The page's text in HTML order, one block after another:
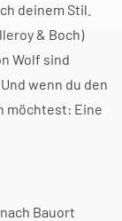
deinem Stil.
& Boch)
Wolf sind
wenn du den
möchtest: Eine
Bauort